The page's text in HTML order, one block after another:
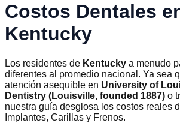
Costos Dentales
Kentucky
Los residentes de Kentucky a menudo
diferentes al promedio nacional. Ya sea
atención asequible en University of
Dentistry (Louisville, founded 1887) o
nuestra guía desglosa los costos reales
Implantes, Carillas y Frenos.